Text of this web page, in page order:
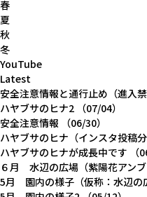
春
夏
秋
冬
YouTube
Latest
安全注意情報と通行止め（進入
ハヤブサのヒナ2 （07/04）
安全注意情報
（06/30）
ハヤブサのヒナ（インスタ投稿分
ハヤブサのヒナが成長中です
（
６月 水辺の広場（紫陽花アンブ
5月 園内の様子（仮称：水辺の